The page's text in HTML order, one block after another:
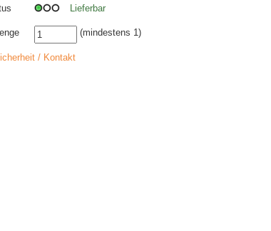
Lieferbar
(mindestens 1)
/ Kontakt